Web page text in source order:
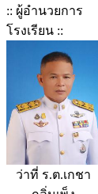
:: ผู้อำนวยการ
โรงเรียน ::
ว่าที่ ร.ต.เกชา